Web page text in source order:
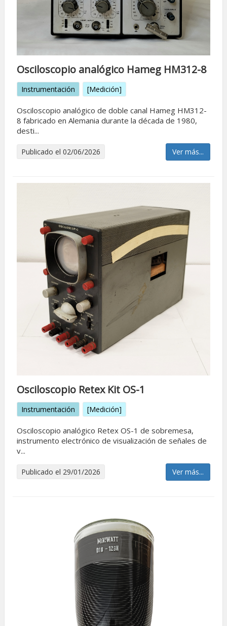
Osciloscopio analógico Hameg HM312-8
Instrumentación [Medición]
Osciloscopio analógico de doble canal Hameg HM312-
8 fabricado en Alemania durante la década de 1980,
desti...
Publicado el 02/06/2026 Ver más...
Osciloscopio Retex Kit OS-1
Instrumentación [Medición]
Osciloscopio analógico Retex OS-1 de sobremesa,
instrumento electrónico de visualización de señales de
v...
Publicado el 29/01/2026 Ver más...